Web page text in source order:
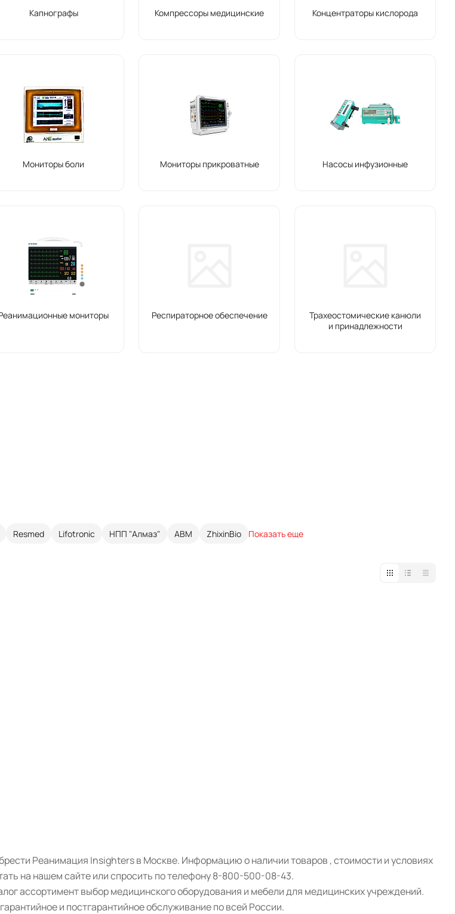
Капнографы Компрессоры медицинские Концентраторы кислорода
Мониторы боли Мониторы прикроватные Насосы инфузионные
мониторы Респираторное обеспечение
Трахеостомические канюли
и принадлежности
Resmed Lifotronic НПП "Алмаз" ABM ZhixinBio Показать еще
Реанимация Insighters в Москве. Информацию о наличии товаров , стоимости и условиях
на нашем сайте или спросить по телефону 8-800-500-08-43.
ассортимент выбор медицинского оборудования и мебели для медицинских учреждений.
и постгарантийное обслуживание по всей России.